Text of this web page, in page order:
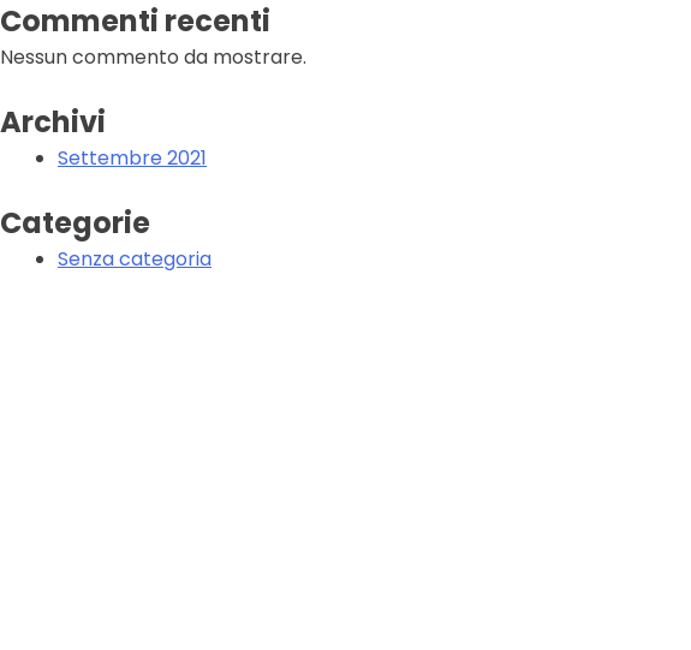
Commenti recenti
Nessun commento da mostrare.
Archivi
Settembre 2021
Categorie
Senza categoria